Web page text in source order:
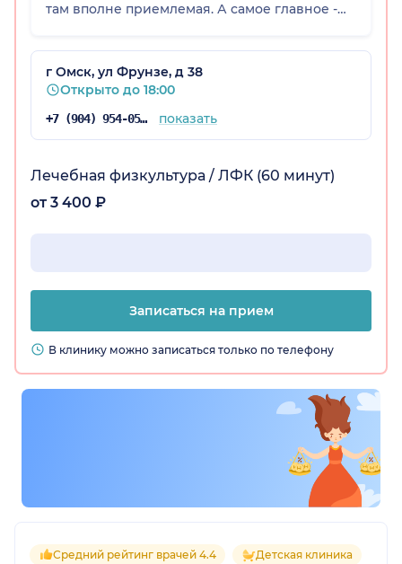
там вполне приемлемая. А самое главное -
г Омск, ул Фрунзе, д 38
Открыто до 18:00
+7 (904) 954-05-60 показать
Лечебная физкультура / ЛФК (60 минут)
от 3 400 ₽
Записаться на прием
В клинику можно записаться только по телефону
Средний рейтинг врачей 4.4 Детская клиника